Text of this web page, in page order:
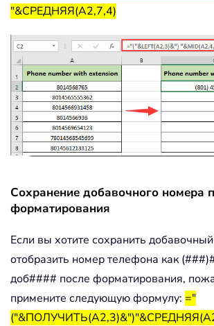
"&СРЕДНЯЯ(A2,7,4)
Сохранение добавочного номера
форматирования
Если вы хотите сохранить
отобразить номер телефона как
доб#### после форматирования,
примените следующую формулу: ="